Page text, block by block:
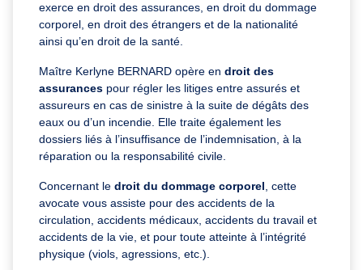
exerce en droit des assurances, en droit du dommage
corporel, en droit des étrangers et de la nationalité
ainsi qu’en droit de la santé.
Maître Kerlyne BERNARD opère en droit des
assurances pour régler les litiges entre assurés et
assureurs en cas de sinistre à la suite de dégâts des
eaux ou d’un incendie. Elle traite également les
dossiers liés à l’insuffisance de l’indemnisation, à la
réparation ou la responsabilité civile.
Concernant le droit du dommage corporel, cette
avocate vous assiste pour des accidents de la
circulation, accidents médicaux, accidents du travail et
accidents de la vie, et pour toute atteinte à l’intégrité
physique (viols, agressions, etc.).